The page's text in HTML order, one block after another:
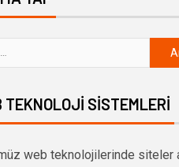
TEKNOLOJI SISTEMLERI
web teknolojilerinde siteler